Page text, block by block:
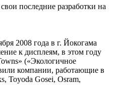
последние разработки на
2008 года в г. Йокогама
к дисплеям, в этом году
(«Экологичное
компании, работающие в
Toyoda Gosei, Osram,